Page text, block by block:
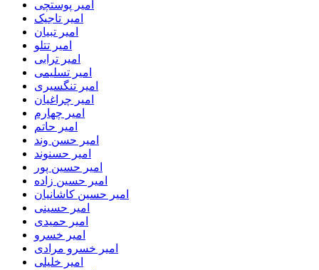
امیر پوستچی
امیر تاجیک
امیر تبیان
امیر تتلو
امیر ترابی
امیر تسلیمی
امیر تنگسیری
امیر چراغیان
امیر چهارم
امیر حاتم
امیر حسن وند
امیر حسنوند
امیر حسین پور
امیر حسین زاده
امیر حسین کاشانیان
امیر حسینی
امیر حمیدی
امیر خسرو
امیر خسرو مرادی
امیر خلیلی